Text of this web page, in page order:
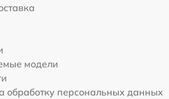
модели
обработку персональных данных